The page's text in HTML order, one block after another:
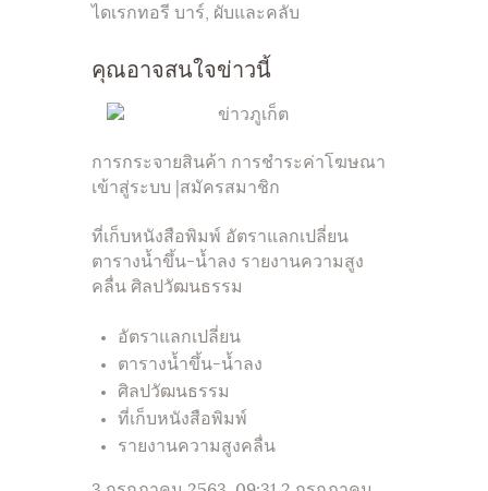
ไดเรกทอรี บาร์, ผับและคลับ
คุณอาจสนใจข่าวนี้
การกระจายสินค้า การชำระค่าโฆษณา
เข้าสู่ระบบ |สมัครสมาชิก
ที่เก็บหนังสือพิมพ์ อัตราแลกเปลี่ยน
ตารางน้ำขึ้น-น้ำลง รายงานความสูง
คลื่น ศิลปวัฒนธรรม
อัตราแลกเปลี่ยน
ตารางน้ำขึ้น-น้ำลง
ศิลปวัฒนธรรม
ที่เก็บหนังสือพิมพ์
รายงานความสูงคลื่น